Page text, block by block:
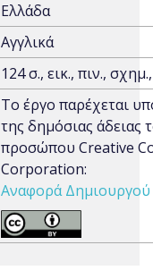
Ελλάδα
Αγγλικά
124 σ., εικ., πιν.,
Το έργο παρέχεται
της δημόσιας άδειας
προσώπου Creative
Corporation:
Αναφορά Δημιουργού